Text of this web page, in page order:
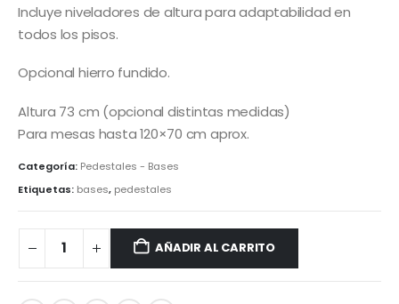
Incluye niveladores de altura para adaptabilidad en
todos los pisos.
Opcional hierro fundido.
Altura 73 cm (opcional distintas medidas)
Para mesas hasta 120×70 cm aprox.
Categoría: Pedestales - Bases
Etiquetas: bases, pedestales
AÑADIR AL CARRITO